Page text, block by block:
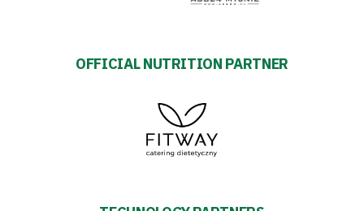
OFFICIAL NUTRITION PARTNER